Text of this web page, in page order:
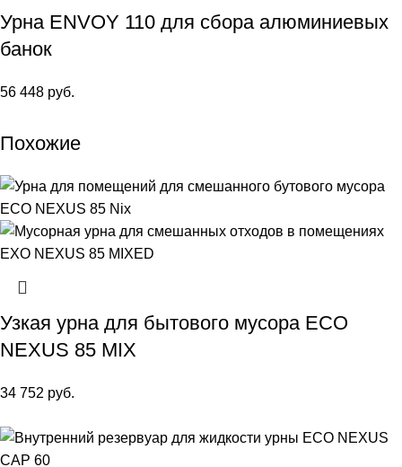
Урна ENVOY 110 для сбора алюминиевых
банок
56 448 руб.
Похожие
Узкая урна для бытового мусора ECO
NEXUS 85 MIX
34 752 руб.